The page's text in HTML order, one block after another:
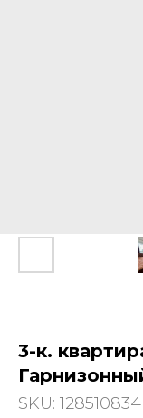
3-к.
SKU: 128510834